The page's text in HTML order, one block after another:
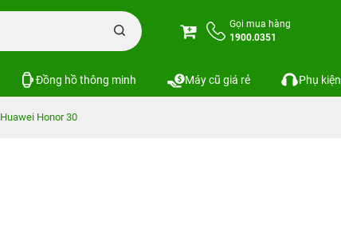
Gọi mua hàng
1900.0351
Đồng hồ thông minh Máy cũ giá rẻ Phụ kiện
Huawei Honor 30